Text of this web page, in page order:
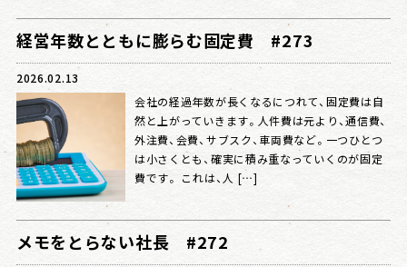
経営戦略
勉強会一覧
個別相談
経営年数とともに膨らむ固定費 #273
2026.02.13
会社の経過年数が長くなるにつれて、固定費は自
然と上がっていきます。人件費は元より、通信費、
外注費、会費、サブスク、車両費など。一つひとつ
は小さくとも、確実に積み重なっていくのが固定
費です。 これは、人 […]
メモをとらない社長 #272